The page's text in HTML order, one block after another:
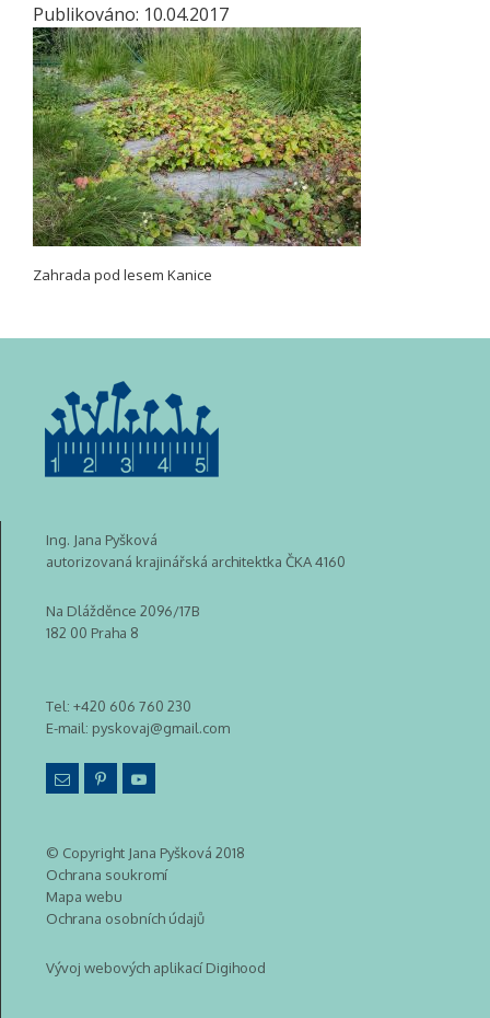
Publikováno: 10.04.2017
Zahrada pod lesem Kanice
Ing. Jana Pyšková
autorizovaná krajinářská architektka ČKA 4160
Na Dlážděnce 2096/17B
182 00 Praha 8
Tel: +420 606 760 230
E-mail: pyskovaj@gmail.com
© Copyright Jana Pyšková 2018
Ochrana soukromí
Mapa webu
Ochrana osobních údajů
Vývoj webových aplikací Digihood